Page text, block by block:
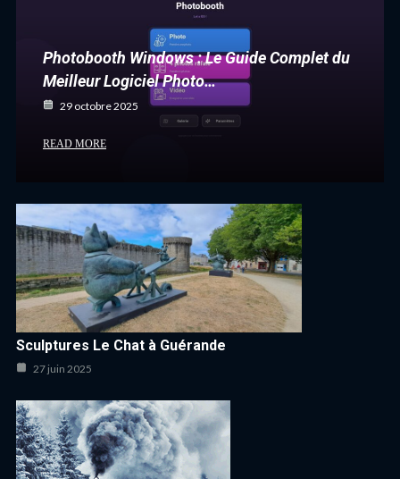
Photobooth Windows : Le Guide Complet du
Meilleur Logiciel Photo…
29 octobre 2025
READ MORE
Sculptures Le Chat à Guérande
27 juin 2025